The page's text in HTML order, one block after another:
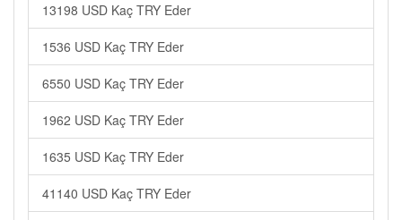
13198 USD Kaç TRY Eder
1536 USD Kaç TRY Eder
6550 USD Kaç TRY Eder
1962 USD Kaç TRY Eder
1635 USD Kaç TRY Eder
41140 USD Kaç TRY Eder